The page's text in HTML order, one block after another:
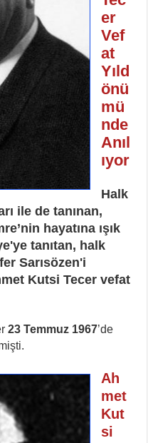
er
Vef
at
Yıld
önü
mü
nde
Anıl
ıyor
Halk
ile de tanınan,
hayatına ışık
tanıtan, halk
Sarısözen'i
Kutsi Tecer vefat
23 Temmuz 1967’de
Ah
met
Kut
si